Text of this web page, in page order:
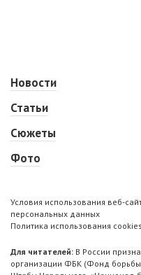
Новости
Статьи
Сюжеты
Фото
Условия использования веб-
персональных данных
Политика использования cookies
Для читателей: В России
организации ФБК (Фонд борьбы